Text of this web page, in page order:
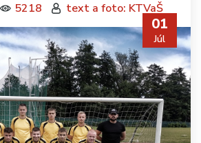
5218 text a foto: KTVaŠ
01
Júl